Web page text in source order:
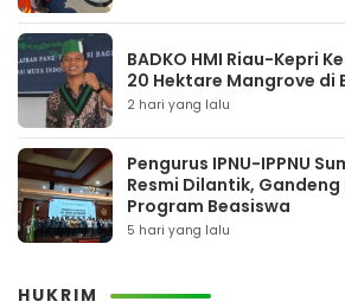
BADKO HMI Riau-Kepri
20 Hektare Mangrove di
2 hari yang lalu
Pengurus IPNU-IPPNU
Resmi Dilantik,
Program Beasiswa
5 hari yang lalu
HUKRIM